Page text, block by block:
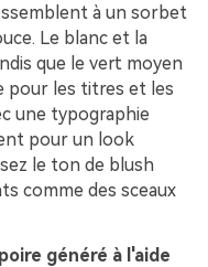
à un sorbet
Le blanc et la
que le vert moyen
pour les titres et les
une typographie
pour un look
le ton de blush
comme des sceaux
généré à l'aide